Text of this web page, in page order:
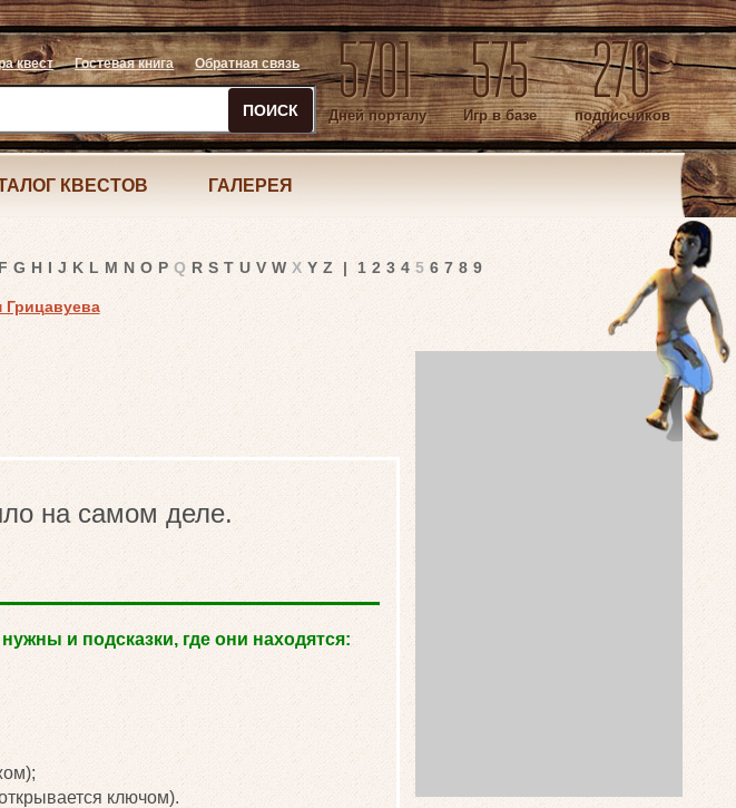
квест Гостевая книга Обратная связь
ПОИСК 5701
Дней порталу 575
Игр в базе 270
подписчиков
КВЕСТОВ ГАЛЕРЕЯ
F G H I J K L M N O P Q R S T U V W X Y Z | 1 2 3 4 5 6 7 8 9
Грицавуева
на самом деле.
и подсказки, где они находятся:
ключом).